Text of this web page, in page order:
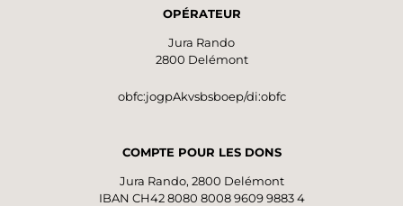
OPÉRATEUR
Jura Rando
2800 Delémont
obfc:jogpAkvsbsboep/di:obfc
COMPTE POUR LES DONS
Jura Rando, 2800 Delémont
IBAN CH42 8080 8008 9609 9883 4